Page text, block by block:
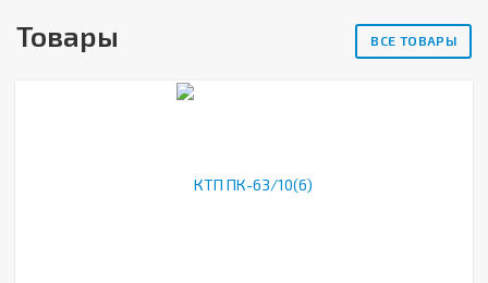
Товары ВСЕ ТОВАРЫ